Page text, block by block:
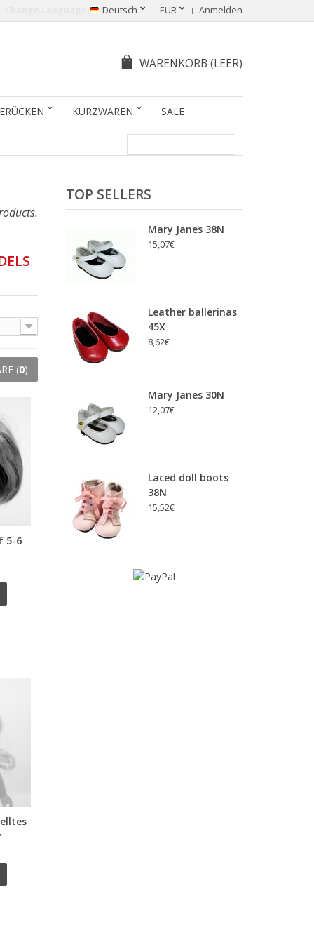
Anmelden
EUR
Deutsch
WARENKORB (LEER)
KURZWAREN SALE
(0)
5-6
TOP SELLERS
Mary Janes 38N
15,07€
Leather ballerinas
45X
8,62€
Mary Janes 30N
12,07€
Laced doll boots
38N
15,52€